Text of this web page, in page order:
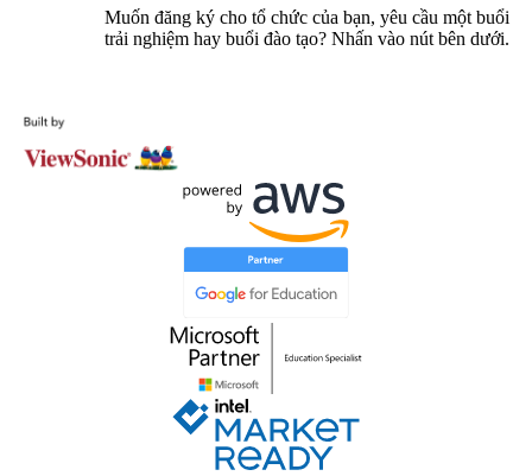
Muốn đăng ký cho tổ chức của bạn, yêu cầu một buổi
trải nghiệm hay buổi đào tạo? Nhấn vào nút bên dưới.